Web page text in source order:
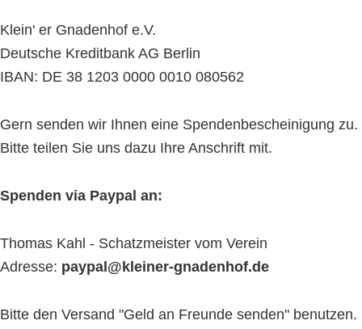
Klein' er Gnadenhof e.V.
Deutsche Kreditbank AG Berlin
IBAN: DE 38 1203 0000 0010 080562
Gern senden wir Ihnen eine Spendenbescheinigung zu.
Bitte teilen Sie uns dazu Ihre Anschrift mit.
Spenden via Paypal an:
Thomas Kahl - Schatzmeister vom Verein
Adresse: paypal@kleiner-gnadenhof.de
Bitte den Versand "Geld an Freunde senden" benutzen.